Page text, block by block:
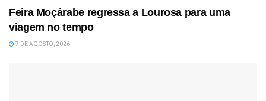
Feira Moçárabe regressa a Lourosa para uma
viagem no tempo
7 DE AGOSTO, 2026